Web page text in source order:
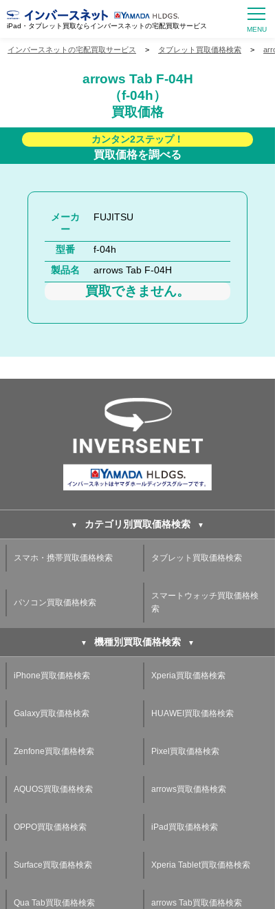
iPad・タブレット買取ならインバースネットの宅配買取サービス
インバースネットの宅配買取サービス > タブレット買取価格検索 >
arrows Tab F-04H
（f-04h）
買取価格
カンタン2ステップ！
買取価格を調べる
メーカ
ー
FUJITSU
型番
f-04h
製品名
arrows Tab F-04H
買取できません。
カテゴリ別買取価格検索
スマホ・携帯買取価格検索 タブレット買取価格検索
パソコン買取価格検索
スマートウォッチ買取価格検
索
機種別買取価格検索
iPhone買取価格検索 Xperia買取価格検索
Galaxy買取価格検索 HUAWEI買取価格検索
Zenfone買取価格検索 Pixel買取価格検索
AQUOS買取価格検索 arrows買取価格検索
OPPO買取価格検索 iPad買取価格検索
Surface買取価格検索 Xperia Tablet買取価格検索
Qua Tab買取価格検索 arrows Tab買取価格検索